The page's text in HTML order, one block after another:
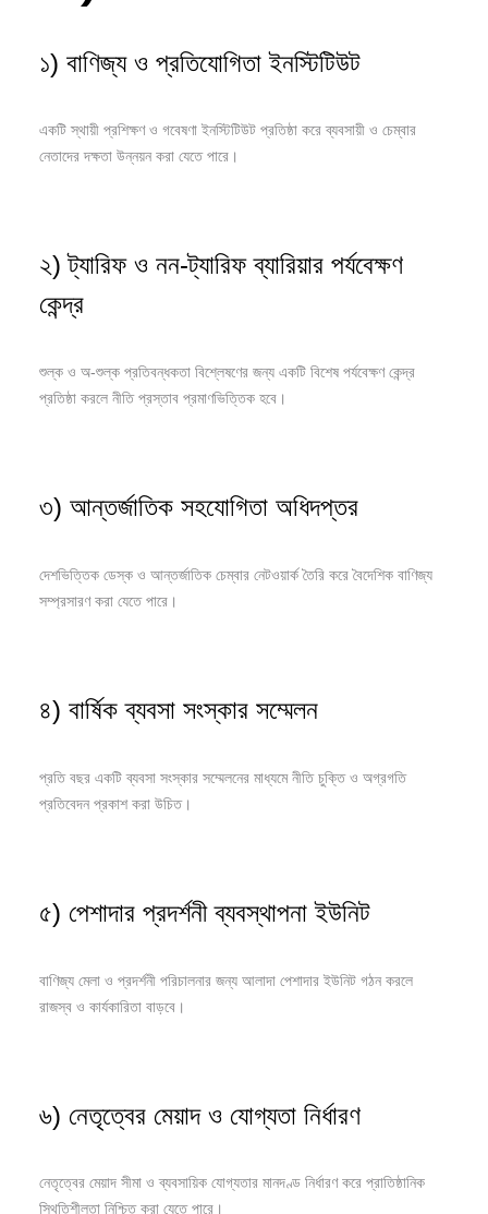
১) বাণিজ্য ও প্রতিযোগিতা ইনস্টিটিউট
একটি স্থায়ী প্রশিক্ষণ ও গবেষণা ইনস্টিটিউট প্রতিষ্ঠা করে ব্যবসায়ী ও চেম্বার
নেতাদের দক্ষতা উন্নয়ন করা যেতে পারে।
২) ট্যারিফ ও নন-ট্যারিফ ব্যারিয়ার পর্যবেক্ষণ
কেন্দ্র
শুল্ক ও অ-শুল্ক প্রতিবন্ধকতা বিশ্লেষণের জন্য একটি বিশেষ পর্যবেক্ষণ কেন্দ্র
প্রতিষ্ঠা করলে নীতি প্রস্তাব প্রমাণভিত্তিক হবে।
৩) আন্তর্জাতিক সহযোগিতা অধিদপ্তর
দেশভিত্তিক ডেস্ক ও আন্তর্জাতিক চেম্বার নেটওয়ার্ক তৈরি করে বৈদেশিক বাণিজ্য
সম্প্রসারণ করা যেতে পারে।
৪) বার্ষিক ব্যবসা সংস্কার সম্মেলন
প্রতি বছর একটি ব্যবসা সংস্কার সম্মেলনের মাধ্যমে নীতি চুক্তি ও অগ্রগতি
প্রতিবেদন প্রকাশ করা উচিত।
৫) পেশাদার প্রদর্শনী ব্যবস্থাপনা ইউনিট
বাণিজ্য মেলা ও প্রদর্শনী পরিচালনার জন্য আলাদা পেশাদার ইউনিট গঠন করলে
রাজস্ব ও কার্যকারিতা বাড়বে।
৬) নেতৃত্বের মেয়াদ ও যোগ্যতা নির্ধারণ
নেতৃত্বের মেয়াদ সীমা ও ব্যবসায়িক যোগ্যতার মানদণ্ড নির্ধারণ করে প্রাতিষ্ঠানিক
স্থিতিশীলতা নিশ্চিত করা যেতে পারে।